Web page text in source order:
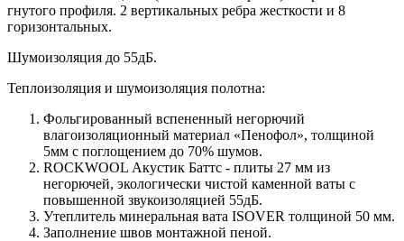
гнутого профиля. 2 вертикальных ребра жесткости и 8
горизонтальных.
Шумоизоляция до 55дБ.
Теплоизоляция и шумоизоляция полотна:
Фольгированный вспененный негорючий
влагоизоляционный материал «Пенофол», толщиной
5мм с поглощением до 70% шумов.
ROCKWOOL Акустик Баттс - плиты 27 мм из
негорючей, экологически чистой каменной ваты с
повышенной звукоизоляцией 55дБ.
Утеплитель минеральная вата ISOVER толщиной 50 мм.
Заполнение швов монтажной пеной.